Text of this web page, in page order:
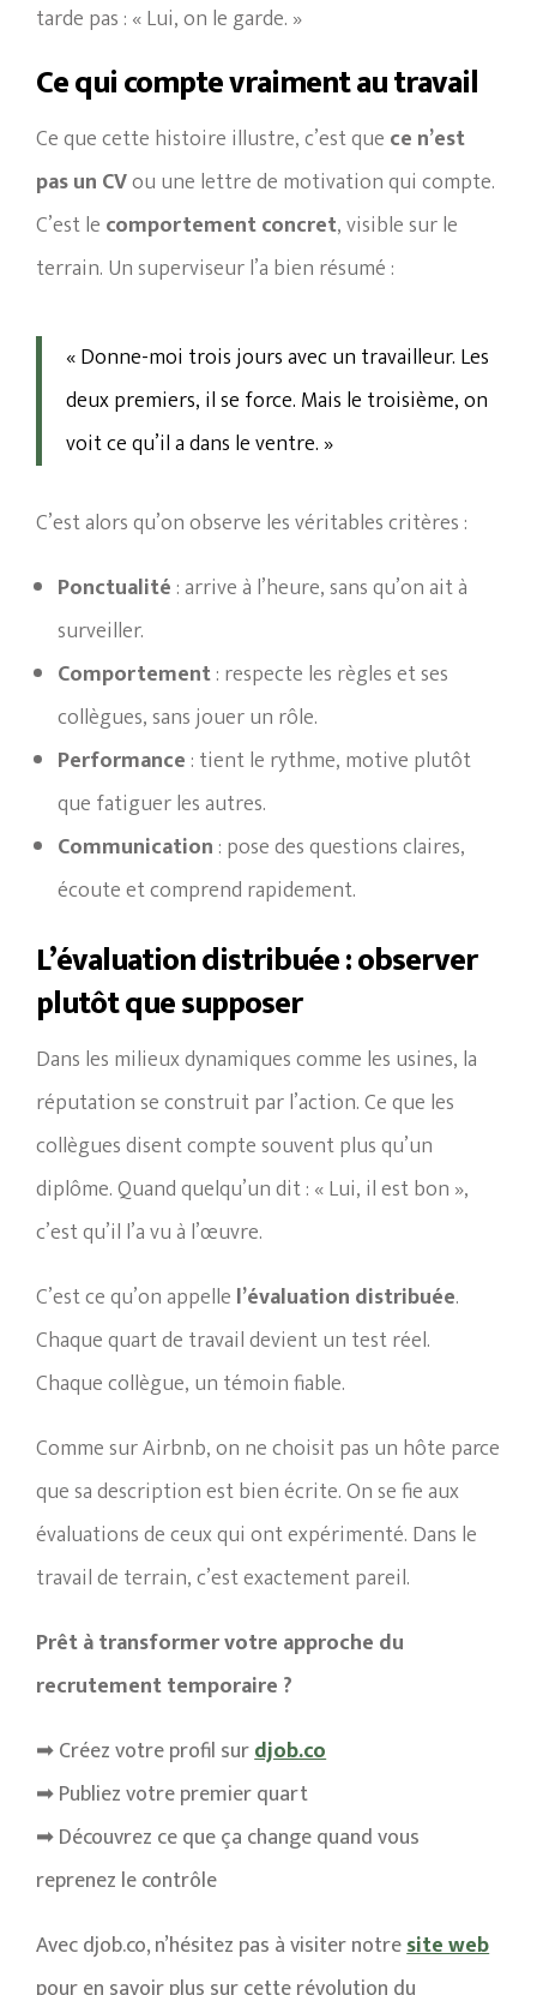
tarde pas : « Lui, on le garde. »
Ce qui compte vraiment au travail
Ce que cette histoire illustre, c’est que ce n’est
pas un CVou une lettre de motivation qui compte.
C’est le comportement concret, visible sur le
terrain. Un superviseur l’a bien résumé :
« Donne-moi trois jours avec un travailleur. Les
deux premiers, il se force. Mais le troisième, on
voit ce qu’il a dans le ventre. »
C’est alors qu’on observe les véritables critères :
Ponctualité : arrive à l’heure, sans qu’on ait à
surveiller.
Comportement: respecte les règles et ses
collègues, sans jouer un rôle.
Performance : tient le rythme, motive plutôt
que fatiguer les autres.
Communication : pose des questions claires,
écoute et comprend rapidement.
L’évaluation distribuée : observer
plutôt que supposer
Dans les milieux dynamiques comme les usines, la
réputation se construit par l’action. Ce que les
collègues disent compte souvent plus qu’un
diplôme. Quand quelqu’un dit : « Lui, il est bon »,
c’est qu’il l’a vu à l’œuvre.
C’est ce qu’on appelle l’évaluation distribuée.
Chaque quart de travail devient un test réel.
Chaque collègue, un témoin fiable.
Comme sur Airbnb, on ne choisit pas un hôte parce
que sa description est bien écrite. On se fie aux
évaluations de ceux qui ont expérimenté. Dans le
travail de terrain, c’est exactement pareil.
Prêt à transformer votre approche du
recrutement temporaire ?
➡ Créez votre profil surdjob.co
➡ Publiez votre premier quart
➡ Découvrez ce que ça change quand vous
reprenez le contrôle
Avec djob.co, n’hésitez pas à visiter notresite web